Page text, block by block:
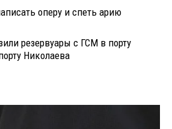
оперу и спеть арию
резервуары с ГСМ в порту
Николаева